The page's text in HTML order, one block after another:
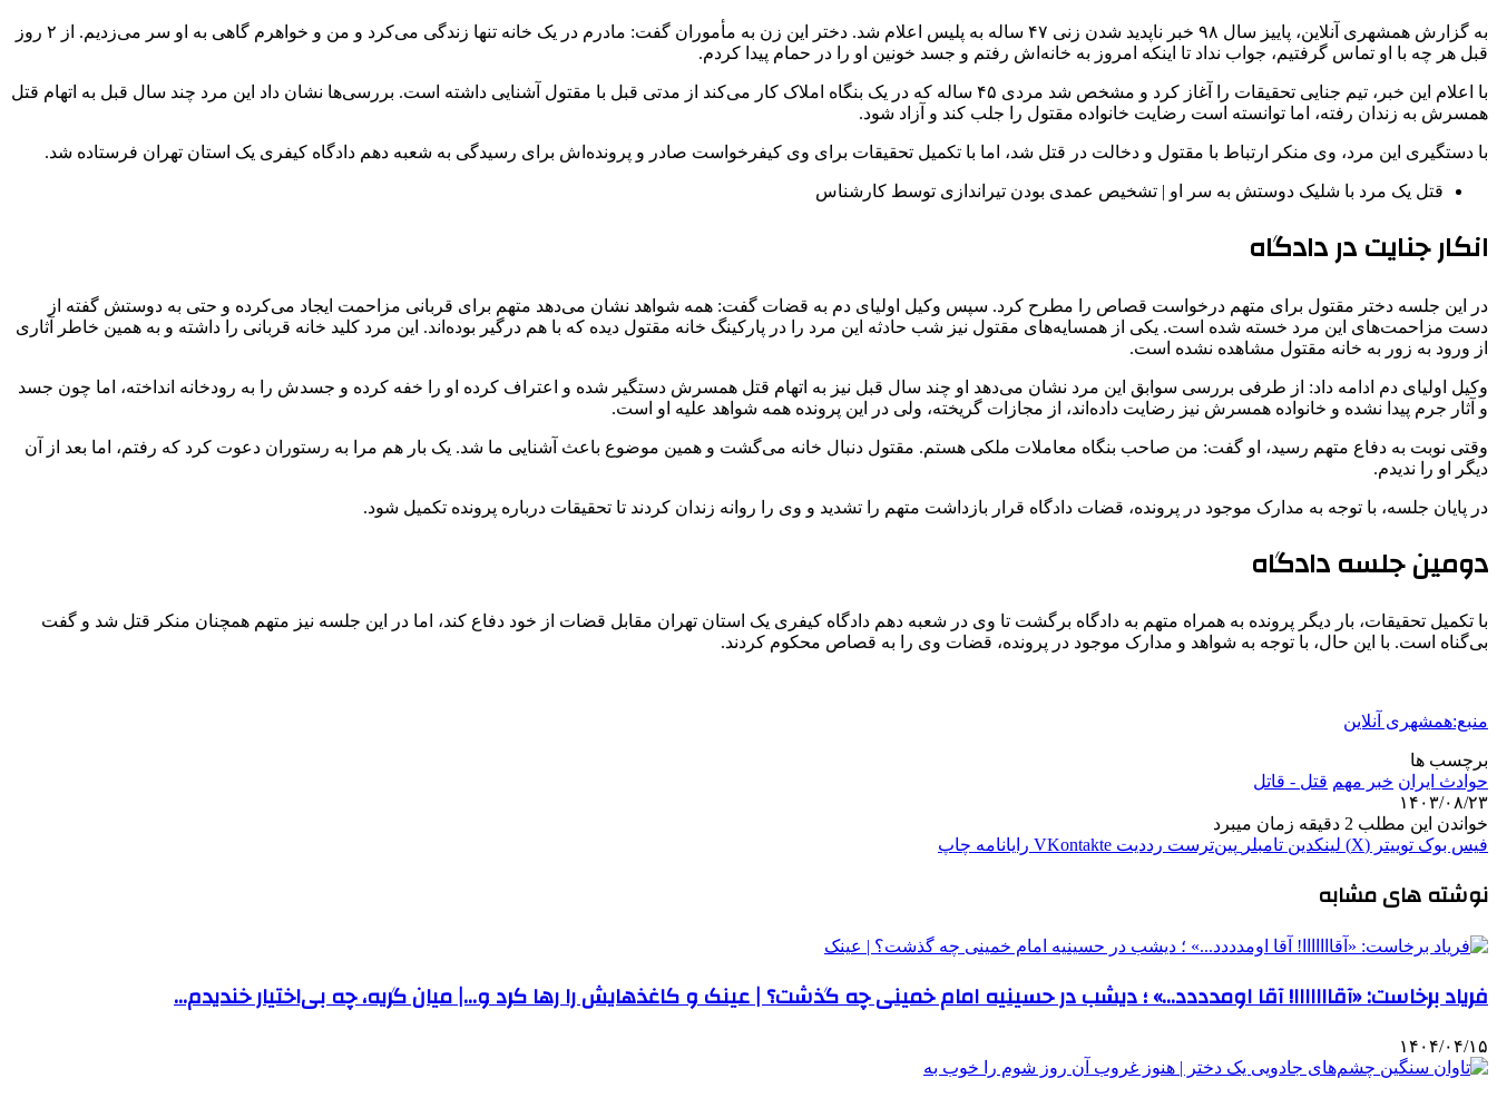
به گزارش همشهری آنلاین، پاییز سال ۹۸ خبر ناپدید شدن زنی ۴۷ ساله به پلیس اعلام شد. دختر این زن به مأموران گفت: مادرم در یک خانه تنها زندگی می‌کرد و من و خواهرم گاهی به او سر می‌زدیم. از ۲ روز
قبل هر چه با او تماس گرفتیم، جواب نداد تا اینکه امروز به خانه‌اش رفتم و جسد خونین او را در حمام پیدا کردم.
با اعلام این خبر، تیم جنایی تحقیقات را آغاز کرد و مشخص شد مردی ۴۵ ساله که در یک بنگاه املاک کار می‌کند از مدتی قبل با مقتول آشنایی داشته است. بررسی‌ها نشان داد این مرد چند سال قبل به اتهام قتل
همسرش به زندان رفته، اما توانسته است رضایت خانواده مقتول را جلب کند و آزاد شود.
با دستگیری این مرد، وی منکر ارتباط با مقتول و دخالت در قتل شد، اما با تکمیل تحقیقات برای وی کیفرخواست صادر و پرونده‌اش برای رسیدگی به شعبه دهم دادگاه کیفری یک استان تهران فرستاده شد.
قتل یک مرد با شلیک دوستش به سر او | تشخیص عمدی بودن تیراندازی توسط کارشناس
انکار جنایت در دادگاه
در این جلسه دختر مقتول برای متهم درخواست قصاص را مطرح کرد. سپس وکیل اولیای دم به قضات گفت: همه شواهد نشان می‌دهد متهم برای قربانی مزاحمت ایجاد می‌کرده و حتی به دوستش گفته از
دست مزاحمت‌های این مرد خسته شده است. یکی از همسایه‌های مقتول نیز شب حادثه این مرد را در پارکینگ خانه مقتول دیده که با هم درگیر بوده‌اند. این مرد کلید خانه قربانی را داشته و به همین خاطر آثاری
از ورود به زور به خانه مقتول مشاهده نشده است.
وکیل اولیای دم ادامه داد: از طرفی بررسی سوابق این مرد نشان می‌دهد او چند سال قبل نیز به اتهام قتل همسرش دستگیر شده و اعتراف کرده او را خفه کرده و جسدش را به رودخانه انداخته، اما چون جسد
و آثار جرم پیدا نشده و خانواده همسرش نیز رضایت داده‌اند، از مجازات گریخته، ولی در این پرونده همه شواهد علیه او است.
وقتی نوبت به دفاع متهم رسید، او گفت: من صاحب بنگاه معاملات ملکی هستم. مقتول دنبال خانه می‌گشت و همین موضوع باعث آشنایی ما شد. یک‌ بار هم مرا به رستوران دعوت کرد که رفتم، اما بعد از آن
دیگر او را ندیدم.
در پایان جلسه، با توجه به مدارک‌ موجود در پرونده، قضات دادگاه قرار بازداشت متهم را تشدید و وی را روانه زندان کردند تا تحقیقات درباره پرونده تکمیل شود.
دومین جلسه دادگاه
با تکمیل تحقیقات، بار دیگر پرونده به همراه متهم به دادگاه برگشت تا وی در شعبه دهم دادگاه کیفری یک استان تهران مقابل قضات از خود دفاع کند، اما در این جلسه نیز متهم همچنان منکر قتل شد و گفت
بی‌گناه است. با این حال، با توجه به شواهد و مدارک موجود در پرونده، قضات وی را به قصاص محکوم کردند.
منبع:همشهری آنلاین
برچسب ها
حوادث ایران خبر مهم قتل - قاتل
۱۴۰۳/۰۸/۲۳
خواندن این مطلب 2 دقیقه زمان میبرد
فیس بوک توییتر (X) لینکدین ‫تامبلر ‫پین‌ترست ‫رددیت ‫VKontakte رایانامه چاپ
نوشته های مشابه
فریاد برخاست: «آقااااااا! آقا اومدددد…» ؛ دیشب در حسینیه امام خمینی چه گذشت؟ | عینک و کاغذهایش را رها کرد و…| میان گریه، چه بی‌اختیار خندیدم…
۱۴۰۴/۰۴/۱۵